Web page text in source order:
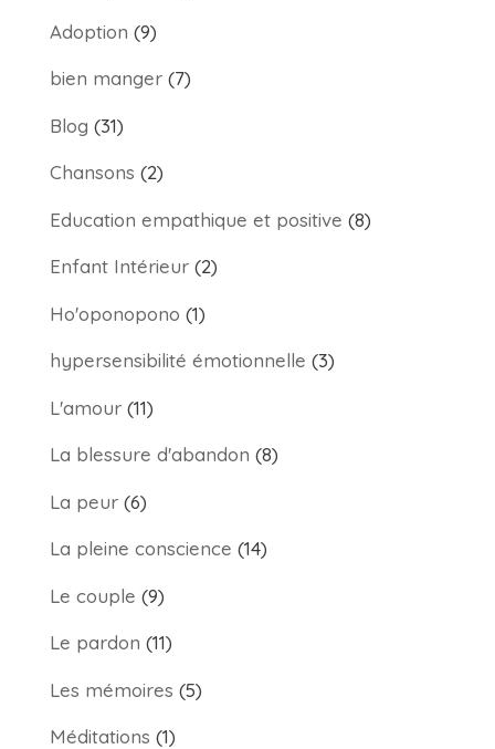
Adoption (9)
bien manger(7)
Blog (31)
Chansons (2)
Education empathique et positive (8)
Enfant Intérieur(2)
Ho'oponopono (1)
hypersensibilité émotionnelle (3)
L'amour(11)
La blessure d'abandon (8)
La peur(6)
La pleine conscience (14)
Le couple (9)
Le pardon (11)
Les mémoires (5)
Méditations (1)